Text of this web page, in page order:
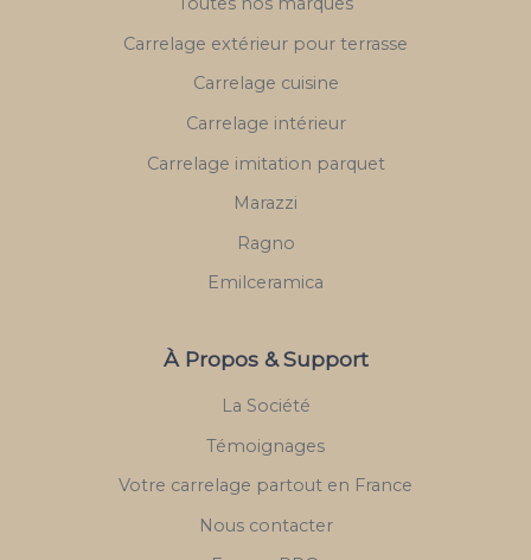
Carrelage extérieur pour terrasse
Carrelage cuisine
Carrelage intérieur
Carrelage imitation parquet
Marazzi
Ragno
Emilceramica
À Propos & Support
La Société
Témoignages
Votre carrelage partout en France
Nous contacter